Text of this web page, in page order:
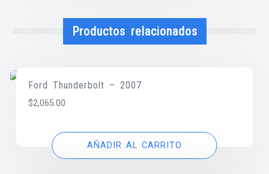
Productos relacionados
Ford Thunderbolt – 2007
$2,065.00
AÑADIR AL CARRITO